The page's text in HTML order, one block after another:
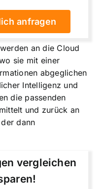
anfragen
an die Cloud
sie mit einer
abgeglichen
Intelligenz und
die passenden
und zurück an
dann
vergleichen